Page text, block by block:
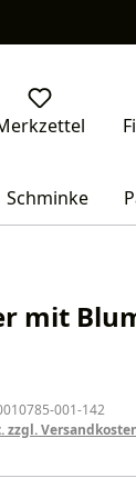
Schminke
mit
001-142
zzgl.